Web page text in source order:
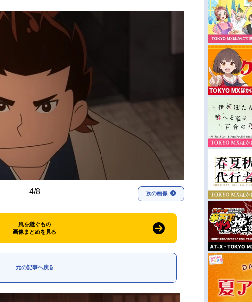
男性声優/女性声優一覧
4/8 次の画像
風を継ぐもの
画像まとめを見る
元の記事へ戻る